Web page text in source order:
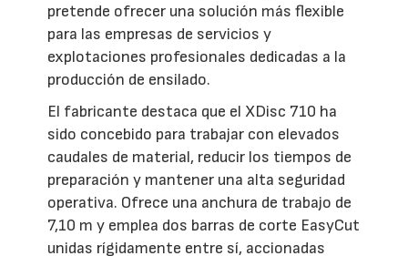
pretende ofrecer una solución más flexible
para las empresas de servicios y
explotaciones profesionales dedicadas a la
producción de ensilado.
El fabricante destaca que el XDisc 710 ha
sido concebido para trabajar con elevados
caudales de material, reducir los tiempos de
preparación y mantener una alta seguridad
operativa. Ofrece una anchura de trabajo de
7,10 m y emplea dos barras de corte EasyCut
unidas rígidamente entre sí, accionadas